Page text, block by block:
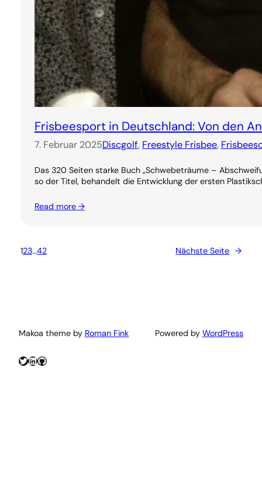
Frisbeesport in Deutschland: Von den
7. Februar 2025Discgolf, Freestyle Frisbee,
Das 320 Seiten starke Buch „Schwebeträume –
so der Titel, behandelt die Entwicklung der ersten
Read more →
123…42 Nächste Seite →
Makoa theme by Roman Fink Powered by WordPress
Twitter
LinkedIn
GitHub